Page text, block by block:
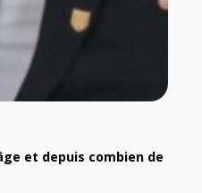
et depuis combien de